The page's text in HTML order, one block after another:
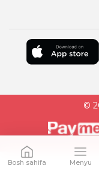
©
Bosh sahifa Menyu